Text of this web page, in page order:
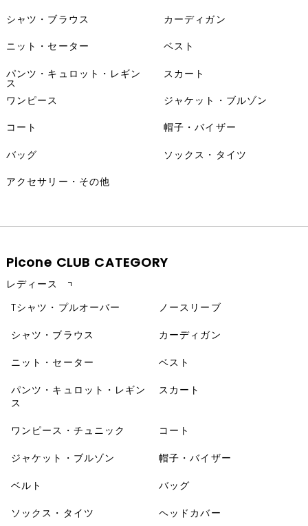
シャツ・ブラウス
カーディガン
ニット・セーター
ベスト
パンツ・キュロット・レギン
ス
スカート
ワンピース
ジャケット・ブルゾン
コート
帽子・バイザー
バッグ
ソックス・タイツ
アクセサリー・その他
Picone CLUB CATEGORY
レディース
Tシャツ・プルオーバー
ノースリーブ
シャツ・ブラウス
カーディガン
ニット・セーター
ベスト
パンツ・キュロット・レギン
ス
スカート
ワンピース・チュニック
コート
ジャケット・ブルゾン
帽子・バイザー
ベルト
バッグ
ソックス・タイツ
ヘッドカバー